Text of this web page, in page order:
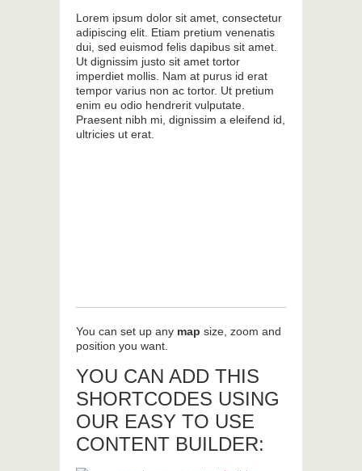
Lorem ipsum dolor sit amet, consectetur
adipiscing elit. Etiam pretium venenatis
dui, sed euismod felis dapibus sit amet.
Ut dignissim justo sit amet tortor
imperdiet mollis. Nam at purus id erat
tempor varius non ac tortor. Ut pretium
enim eu odio hendrerit vulputate.
Praesent nibh mi, dignissim a eleifend id,
ultricies ut erat.
You can set up any map size, zoom and
position you want.
YOU CAN ADD THIS
SHORTCODES USING
OUR EASY TO USE
CONTENT BUILDER: